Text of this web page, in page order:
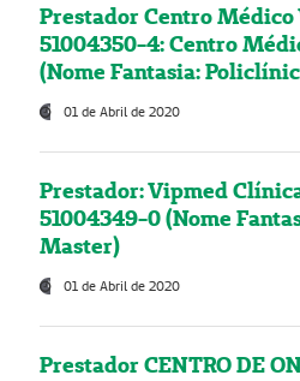
Prestador Centro
51004350-4: Centro
(Nome Fantasia:
01 de Abril de 2020
Prestador: Vipmed
51004349-0 (Nome
Master)
01 de Abril de 2020
Prestador CENTRO DE